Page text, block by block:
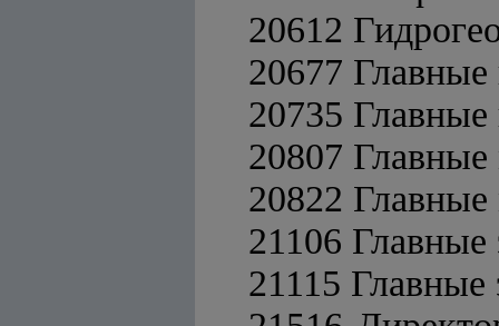
20612
20677 Главные
20735
20807
20822
21106
21115